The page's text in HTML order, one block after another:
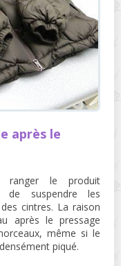
après le
ranger le produit
de suspendre les
cintres. La raison
après le pressage
même si le
piqué.